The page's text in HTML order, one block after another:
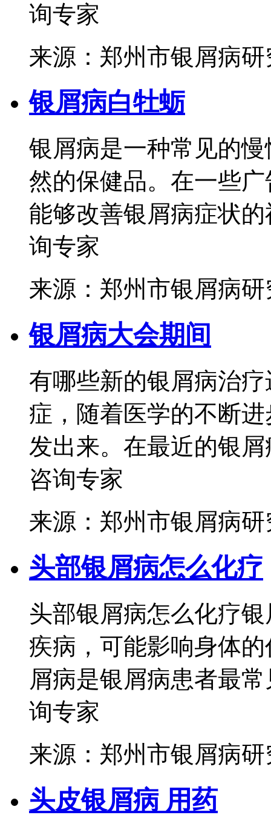
询专家
来源：郑州市银屑病
银屑病白牡蛎
银屑病是一种常见的
然的保健品。在一些
能够改善银屑病症状
询专家
来源：郑州市银屑病
银屑病大会期间
有哪些新的银屑病治
症，随着医学的不断
发出来。在最近的银
咨询专家
来源：郑州市银屑病
头部银屑病怎么化疗
头部银屑病怎么化疗
疾病，可能影响身体
屑病是银屑病患者最
询专家
来源：郑州市银屑病
头皮银屑病 用药